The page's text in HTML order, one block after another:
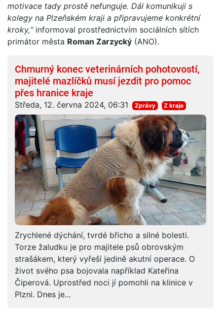
motivace tady prostě nefunguje. Dál komunikuji s
kolegy na Plzeňském kraji a připravujeme konkrétní
kroky,“informoval prostřednictvím sociálních sítích
primátor města Roman Zarzycký (ANO).
Chmurný konec veterinárních pohotovostí,
majitelé mazlíčků musí jezdit pro pomoc
přes hranice kraje
Středa, 12. června 2024, 06:31 Zprávy Z kraje
Zrychlené dýchání, tvrdé břicho a silné bolesti.
Torze žaludku je pro majitele psů obrovským
strašákem, který vyřeší jedině akutní operace. O
život svého psa bojovala například Kateřina
Čiperová. Uprostřed noci jí pomohli na klinice v
Plzni. Dnes je...